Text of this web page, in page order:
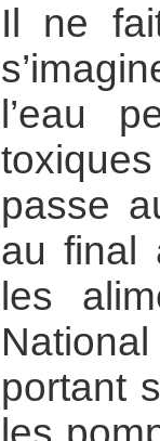
Il ne
l’eau
passe
au final
les
portant